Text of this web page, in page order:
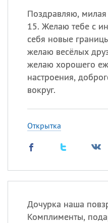
Поздравляю, милая
15. Желаю тебе с
себя новые
желаю весёлых
желаю хорошего
настроения,
вокруг.
Открытка
Дочурка наша
Комплименты,